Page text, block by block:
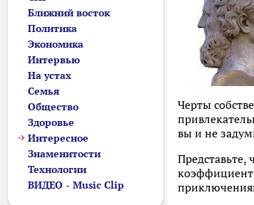
Ближний восток
Политика
Экономика
Интервью
На устах
Семья
Общество
Здоровье
Интересное
Знаменитости
Технологии
ВИДЕО - Music Clip
Черты
вы и не
коэффициент